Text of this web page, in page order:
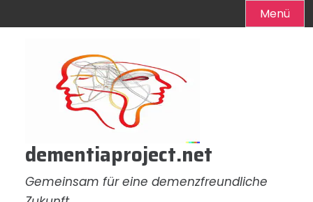
Menü
dementiaproject.net
Gemeinsam für eine demenzfreundliche